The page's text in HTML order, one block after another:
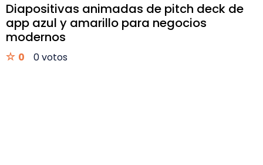
Diapositivas animadas de pitch deck de
app azul y amarillo para negocios
modernos
0 0 votos